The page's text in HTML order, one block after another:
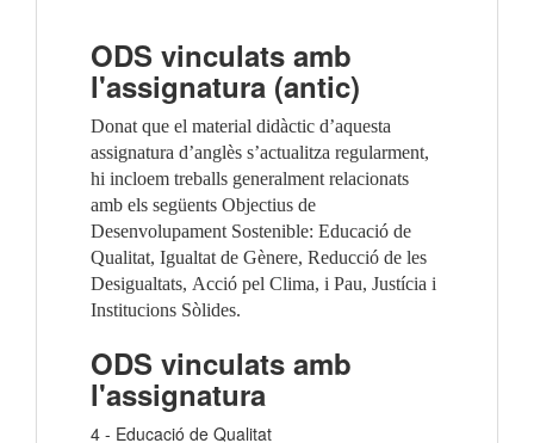
ODS vinculats amb
l'assignatura (antic)
Donat que el material didàctic d’aquesta
assignatura d’anglès s’actualitza regularment,
hi incloem treballs generalment relacionats
amb els següents Objectius de
Desenvolupament Sostenible: Educació de
Qualitat, Igualtat de Gènere, Reducció de les
Desigualtats, Acció pel Clima, i Pau, Justícia i
Institucions Sòlides.
ODS vinculats amb
l'assignatura
4 - Educació de Qualitat